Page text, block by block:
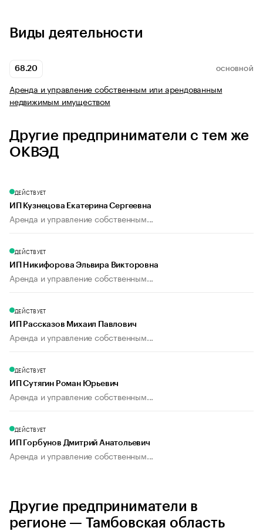
Виды деятельности
68.20 ОСНОВНОЙ
Аренда и управление собственным или арендованным
недвижимым имуществом
Другие предприниматели с тем же
ОКВЭД
ДЕЙСТВУЕТ
ИП Кузнецова Екатерина Сергеевна
Аренда и управление собственным...
ДЕЙСТВУЕТ
ИП Никифорова Эльвира Викторовна
Аренда и управление собственным...
ДЕЙСТВУЕТ
ИП Рассказов Михаил Павлович
Аренда и управление собственным...
ДЕЙСТВУЕТ
ИП Сутягин Роман Юрьевич
Аренда и управление собственным...
ДЕЙСТВУЕТ
ИП Горбунов Дмитрий Анатольевич
Аренда и управление собственным...
Другие предприниматели в
регионе — Тамбовская область